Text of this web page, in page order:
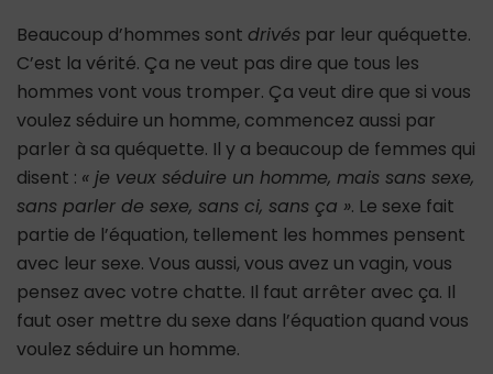
Beaucoup d’hommes sont drivés par leur quéquette.
C’est la vérité. Ça ne veut pas dire que tous les
hommes vont vous tromper. Ça veut dire que si vous
voulez séduire un homme, commencez aussi par
parler à sa quéquette. Il y a beaucoup de femmes qui
disent : « je veux séduire un homme, mais sans sexe,
sans parler de sexe, sans ci, sans ça ». Le sexe fait
partie de l’équation, tellement les hommes pensent
avec leur sexe. Vous aussi, vous avez un vagin, vous
pensez avec votre chatte. Il faut arrêter avec ça. Il
faut oser mettre du sexe dans l’équation quand vous
voulez séduire un homme.